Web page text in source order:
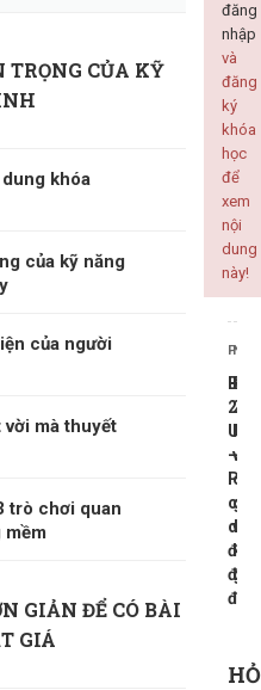
CỦA KỸ
khóa
của kỹ năng
của người
mà thuyết
trò chơi quan
GIẢN ĐỂ CÓ BÀI
GIÁ
đăng
nhập
và
đăng
ký
khóa
học
để
xem
nội
dung
này!
PREV
Bài
24
USP
–
diễn
đạt
độc
đáo
Bài
26
vấn
gia
và
giả
Tay